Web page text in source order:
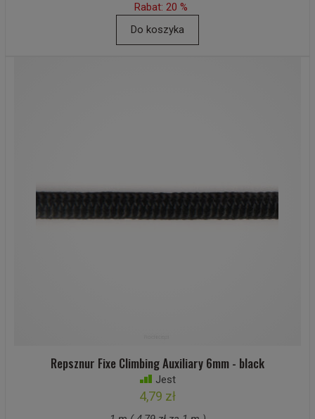
Rabat: 20 %
Do koszyka
Repsznur Fixe Climbing Auxiliary 6mm - black
Jest
4,79 zł